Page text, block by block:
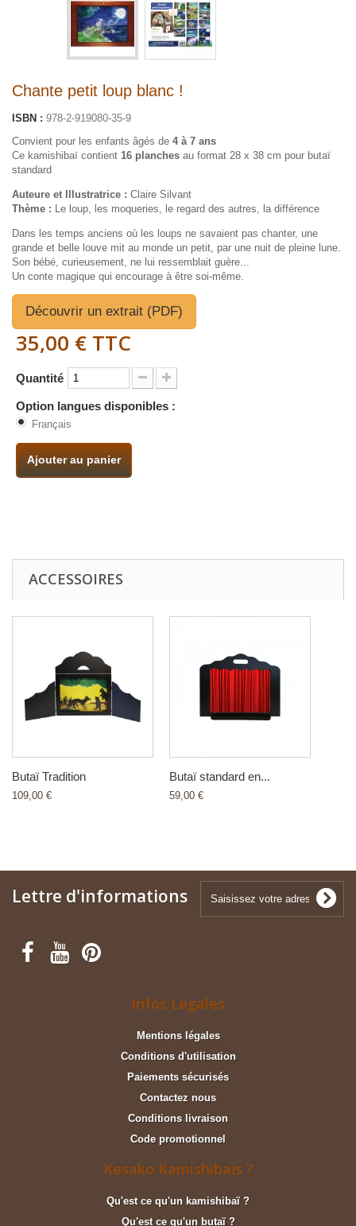
Chante petit loup blanc !
ISBN : 978-2-919080-35-9
Convient pour les enfants âgés de 4 à 7 ans
Ce kamishibaï contient 16 planches au format 28 x 38 cm pour butaï
standard
Auteure et Illustratrice : Claire Silvant
Thème : Le loup, les moqueries, le regard des autres, la différence
Dans les temps anciens où les loups ne savaient pas chanter, une
grande et belle louve mit au monde un petit, par une nuit de pleine lune.
Son bébé, curieusement, ne lui ressemblait guère...
Un conte magique qui encourage à être soi-même.
Découvrir un extrait (PDF)
35,00 € TTC
Quantité
Option langues disponibles :
Français
Ajouter au panier
ACCESSOIRES
Butaï Tradition
109,00 €
Butaï standard en...
59,00 €
Lettre d'informations
Infos Légales
Mentions légales
Conditions d'utilisation
Paiements sécurisés
Contactez nous
Conditions livraison
Code promotionnel
Kesako Kamishibaïs ?
Qu'est ce qu'un kamishibaï ?
Qu'est ce qu'un butaï ?